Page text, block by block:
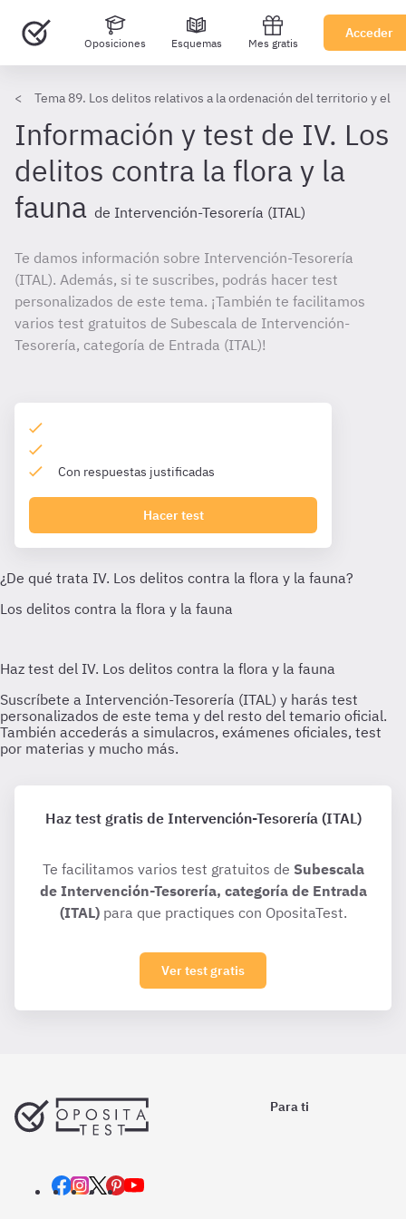
Oposiciones Esquemas Mes gratis
Acceder
Tema 89. Los delitos relativos a la ordenación del territorio y el
Información y test de IV. Los
delitos contra la flora y la
fauna de Intervención-Tesorería (ITAL)
Te damos información sobre Intervención-Tesorería
(ITAL). Además, si te suscribes, podrás hacer test
personalizados de este tema. ¡También te facilitamos
varios test gratuitos de Subescala de Intervención-
Tesorería, categoría de Entrada (ITAL)!
Con respuestas justificadas
Hacer test
Haz test gratis de Intervención-Tesorería (ITAL)
Te facilitamos varios test gratuitos de Subescala
de Intervención-Tesorería, categoría de Entrada
(ITAL)para que practiques con OpositaTest.
Ver test gratis
Para ti